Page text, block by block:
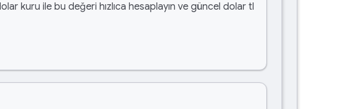
kuru ile bu değeri hızlıca hesaplayın ve güncel dolar tl